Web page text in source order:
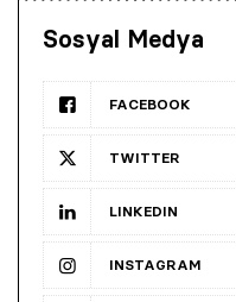
Sosyal Medya
FACEBOOK
TWITTER
LINKEDIN
INSTAGRAM